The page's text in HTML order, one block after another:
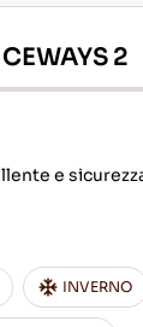
2
e
INVERNO